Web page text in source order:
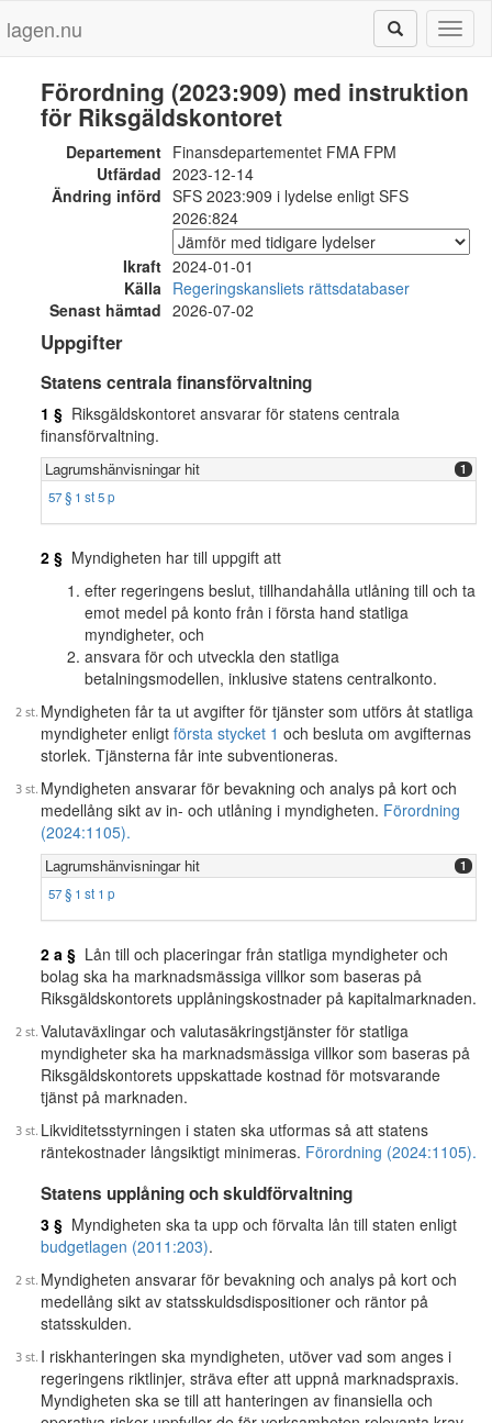
lagen.nu
Förordning (2023:909) med instruktion
för Riksgäldskontoret
Departement Finansdepartementet FMA FPM
Utfärdad 2023-12-14
Ändring införd SFS 2023:909 i lydelse enligt SFS
2026:824
Ikraft 2024-01-01
Källa Regeringskansliets rättsdatabaser
Senast hämtad 2026-07-02
Uppgifter
Statens centrala finansförvaltning
1 § Riksgäldskontoret ansvarar för statens centrala
finansförvaltning.
Lagrumshänvisningar hit 1
57 § 1 st 5 p
2 § Myndigheten har till uppgift att
efter regeringens beslut, tillhandahålla utlåning till och ta
emot medel på konto från i första hand statliga
myndigheter, och
ansvara för och utveckla den statliga
betalningsmodellen, inklusive statens centralkonto.
Myndigheten får ta ut avgifter för tjänster som utförs åt statliga
myndigheter enligt första stycket 1 och besluta om avgifternas
storlek. Tjänsterna får inte subventioneras.
Myndigheten ansvarar för bevakning och analys på kort och
medellång sikt av in- och utlåning i myndigheten. Förordning
(2024:1105).
Lagrumshänvisningar hit 1
57 § 1 st 1 p
2 a § Lån till och placeringar från statliga myndigheter och
bolag ska ha marknadsmässiga villkor som baseras på
Riksgäldskontorets upplåningskostnader på kapitalmarknaden.
Valutaväxlingar och valutasäkringstjänster för statliga
myndigheter ska ha marknadsmässiga villkor som baseras på
Riksgäldskontorets uppskattade kostnad för motsvarande
tjänst på marknaden.
Likviditetsstyrningen i staten ska utformas så att statens
räntekostnader långsiktigt minimeras. Förordning (2024:1105).
Statens upplåning och skuldförvaltning
3 § Myndigheten ska ta upp och förvalta lån till staten enligt
budgetlagen (2011:203).
Myndigheten ansvarar för bevakning och analys på kort och
medellång sikt av statsskuldsdispositioner och räntor på
statsskulden.
I riskhanteringen ska myndigheten, utöver vad som anges i
regeringens riktlinjer, sträva efter att uppnå marknadspraxis.
Myndigheten ska se till att hanteringen av finansiella och